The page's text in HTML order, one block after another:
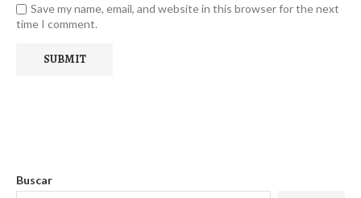
Save my name, email, and website in this browser for the next
time I comment.
Buscar